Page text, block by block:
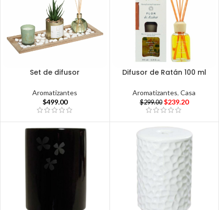
Set de difusor
Aromatizantes
$499.00
Difusor de Ratán 100 ml
Aromatizantes,Casa
$299.00 $239.20